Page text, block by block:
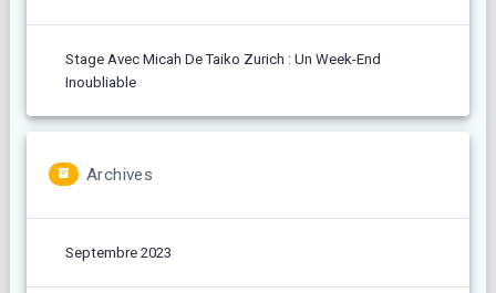
Stage Avec Micah De Taiko Zurich : Un Week-End
Inoubliable
Archives
Septembre 2023